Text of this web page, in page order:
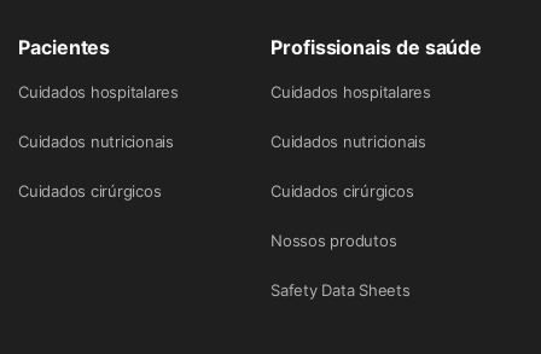
Pacientes
Cuidados hospitalares
Cuidados nutricionais
Cuidados cirúrgicos
Profissionais de saúde
Cuidados hospitalares
Cuidados nutricionais
Cuidados cirúrgicos
Nossos produtos
Safety Data Sheets